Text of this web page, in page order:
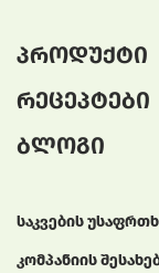
პროდუქტი
რეცეპტები
ბლოგი
საკვების
კომპანიის